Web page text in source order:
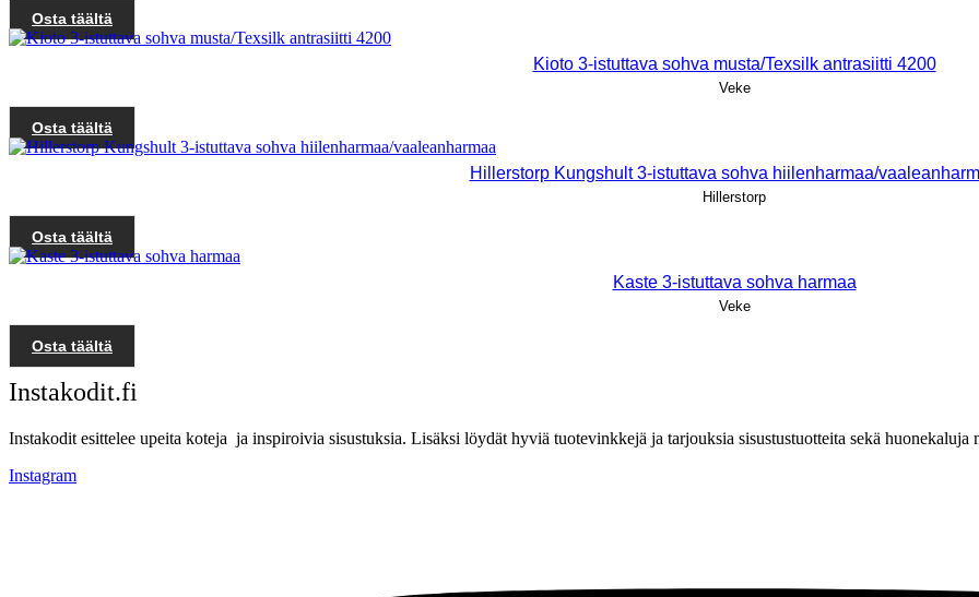
Osta täältä
Kioto 3-istuttava sohva musta/Texsilk antrasiitti 4200
Veke
Osta täältä
Hillerstorp Kungshult 3-istuttava sohva hiilenharmaa/
Hillerstorp
Osta täältä
Kaste 3-istuttava sohva harmaa
Veke
Osta täältä
Instakodit.fi
Instakodit esittelee upeita koteja ja inspiroivia sisustuksia. Lisäksi löydät hyviä tuotevinkkejä ja tarjouksia sisustustuotteita sekä huonekaluja
Instagram